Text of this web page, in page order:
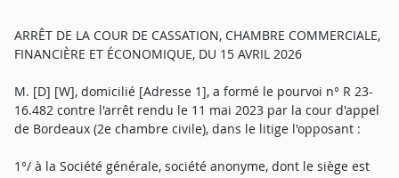
ARRÊT DE LA COUR DE CASSATION, CHAMBRE COMMERCIALE,
FINANCIÈRE ET ÉCONOMIQUE, DU 15 AVRIL 2026
M. [D] [W], domicilié [Adresse 1], a formé le pourvoi n° R 23-
16.482 contre l'arrêt rendu le 11 mai 2023 par la cour d'appel
de Bordeaux (2e chambre civile), dans le litige l'opposant :
1°/ à la Société générale, société anonyme, dont le siège est